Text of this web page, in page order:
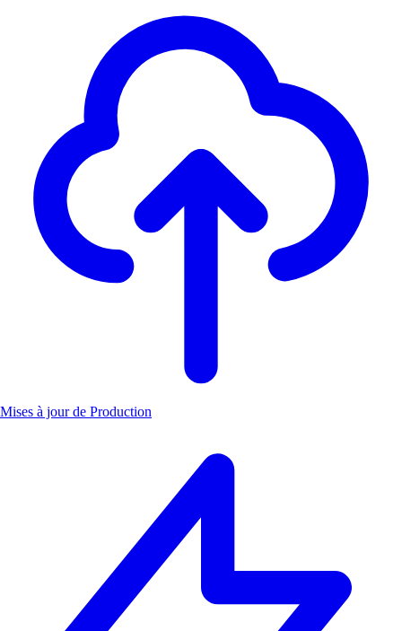
Mises à jour de Production